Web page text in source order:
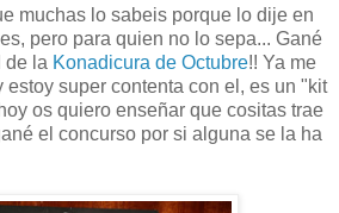
muchas lo sabeis porque lo dije en
pero para quien no lo sepa... Gané
de la Konadicura de Octubre!! Ya me
estoy super contenta con el, es un "kit
os quiero enseñar que cositas trae
el concurso por si alguna se la ha